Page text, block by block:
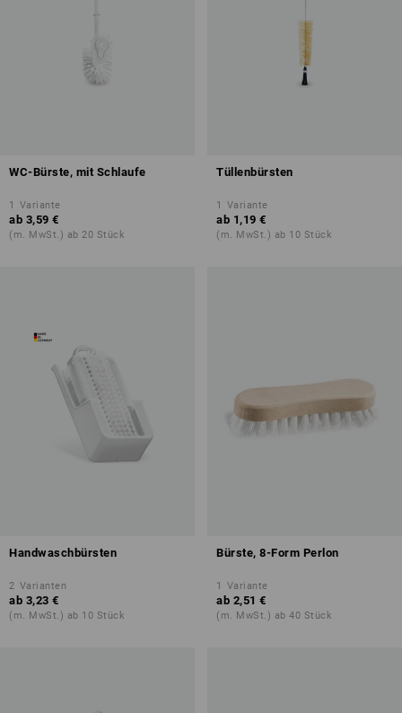
WC-Bürste, mit Schlaufe
1 Variante
ab 3,59 €
(m. MwSt.) ab 20 Stück
Tüllenbürsten
1 Variante
ab 1,19 €
(m. MwSt.) ab 10 Stück
Handwaschbürsten
2 Varianten
ab 3,23 €
(m. MwSt.) ab 10 Stück
Bürste, 8-Form Perlon
1 Variante
ab 2,51 €
(m. MwSt.) ab 40 Stück